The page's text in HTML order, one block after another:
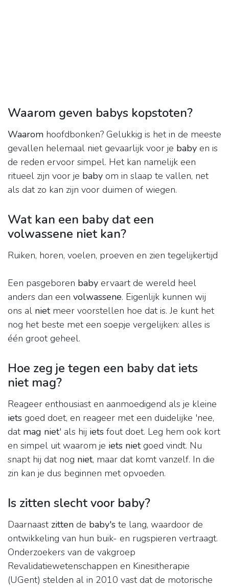
Waarom geven babys kopstoten?
Waarom hoofdbonken? Gelukkig is het in de meeste
gevallen helemaal niet gevaarlijk voor je baby en is
de reden ervoor simpel. Het kan namelijk een
ritueel zijn voor je baby om in slaap te vallen, net
als dat zo kan zijn voor duimen of wiegen.
Wat kan een baby dat een
volwassene niet kan?
Ruiken, horen, voelen, proeven en zien tegelijkertijd
Een pasgeboren baby ervaart de wereld heel
anders dan een volwassene. Eigenlijk kunnen wij
ons al nietmeer voorstellen hoe dat is. Je kunt het
nog het beste met een soepje vergelijken: alles is
één groot geheel.
Hoe zeg je tegen een baby dat iets
niet mag?
Reageer enthousiast en aanmoedigend als je kleine
iets goed doet, en reageer met een duidelijke 'nee,
dat mag niet' als hij iets fout doet. Leg hem ook kort
en simpel uit waarom je iets nietgoed vindt. Nu
snapt hij dat nog niet, maar dat komt vanzelf. In die
zin kan je dus beginnen met opvoeden.
Is zitten slecht voor baby?
Daarnaast zitten de baby's te lang, waardoor de
ontwikkeling van hun buik- en rugspieren vertraagt.
Onderzoekers van de vakgroep
Revalidatiewetenschappen en Kinesitherapie
(UGent) stelden al in 2010 vast dat de motorische